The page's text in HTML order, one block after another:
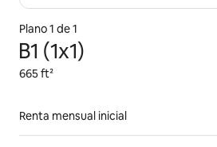
Plano 1 de 1
B1 (1x1)
665 ft²
Renta mensual inicial